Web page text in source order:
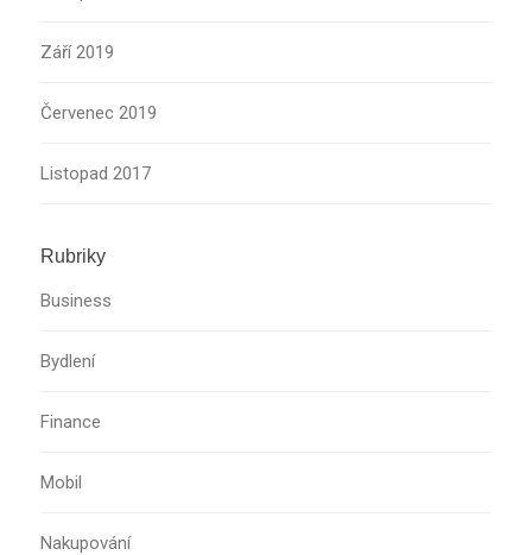
Září 2019
Červenec 2019
Listopad 2017
Rubriky
Business
Bydlení
Finance
Mobil
Nakupování